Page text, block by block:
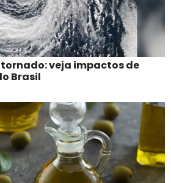
tornado: veja impactos de
Brasil